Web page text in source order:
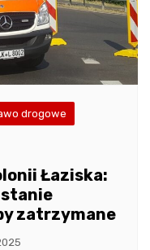
drogowe
Łaziska:
zatrzymane